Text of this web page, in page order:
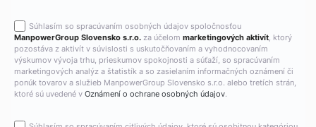
Súhlasím so spracúvaním osobných údajov spoločnosťou
ManpowerGroup Slovensko s.r.o. za účelom marketingových aktivít, ktorý
pozostáva z aktivít v súvislosti s uskutočňovaním a vyhodnocovaním
výskumov vývoja trhu, prieskumov spokojnosti a súťaží, so spracúvaním
marketingových analýz a štatistík a so zasielaním informačných oznámení či
ponúk tovarov a služieb ManpowerGroup Slovensko s.r.o. alebo tretích strán,
ktoré sú uvedené v Oznámení o ochrane osobných údajov.